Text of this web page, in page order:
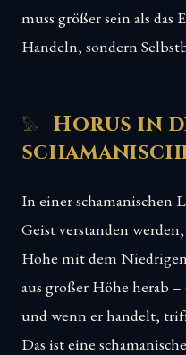
muss größer sein als das
Handeln, sondern
Horus in
In einer schamanischen
Geist verstanden
Hohe mit dem
aus großer Höhe herab
und wenn er handelt,
Das ist eine